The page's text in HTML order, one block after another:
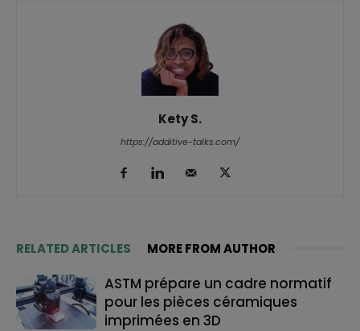
Kety S.
https://additive-talks.com/
RELATED ARTICLES MORE FROM AUTHOR
ASTM prépare un cadre normatif
pour les pièces céramiques
imprimées en 3D